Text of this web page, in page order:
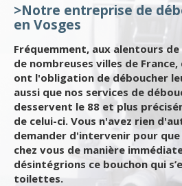
>Notre entreprise de
en Vosges
Fréquemment, aux alentours de
de nombreuses villes de
ont l'obligation de déboucher
aussi que nos services de
desservent le 88 et plus
de celui-ci. Vous n'avez rien
demander d'intervenir pour que
chez vous de manière
désintégrions ce bouchon qui
toilettes.